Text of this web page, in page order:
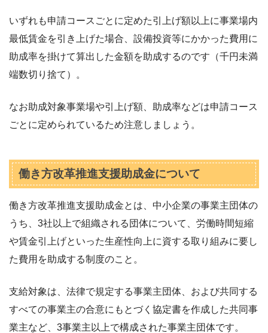
いずれも申請コースごとに定めた引上げ額以上に事業場内
最低賃金を引き上げた場合、設備投資等にかかった費用に
助成率を掛けて算出した金額を助成するのです（千円未満
端数切り捨て）。
なお助成対象事業場や引上げ額、助成率などは申請コース
ごとに定められているため注意しましょう。
働き方改革推進支援助成金について
働き方改革推進支援助成金とは、中小企業の事業主団体の
うち、3社以上で組織される団体について、労働時間短縮
や賃金引上げといった生産性向上に資する取り組みに要し
た費用を助成する制度のこと。
支給対象は、法律で規定する事業主団体、および共同する
すべての事業主の合意にもとづく協定書を作成した共同事
業主など、3事業主以上で構成された事業主団体です。